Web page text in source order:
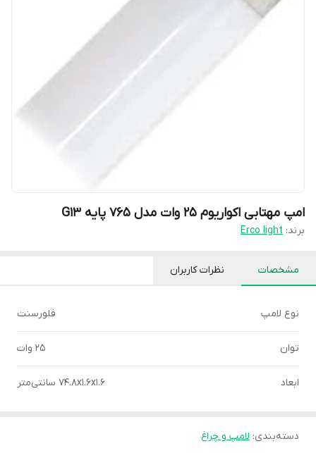
امپ مهتابی اکواریوم 25 وات مدل 765 پایه G13
برند: Erco light
مشخصات نظرات کاربران
نوع لامپ فلورسنت
توان 25 وات
ابعاد 74.۸x۱.۶x۱.۶ سانتی‌متر
دسته‌بندی: لامپ و چراغ